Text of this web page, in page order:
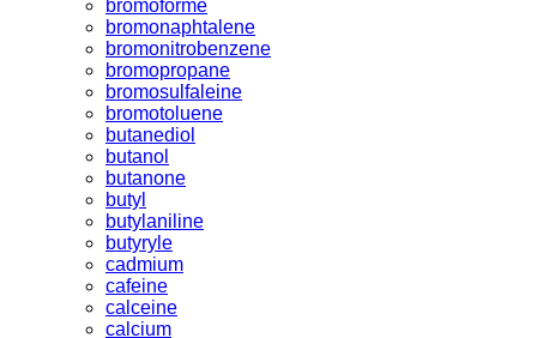
bromoforme
bromonaphtalene
bromonitrobenzene
bromopropane
bromosulfaleine
bromotoluene
butanediol
butanol
butanone
butyl
butylaniline
butyryle
cadmium
cafeine
calceine
calcium